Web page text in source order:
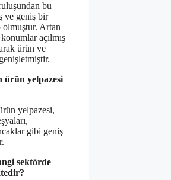
bu
ve geniş bir
olmuştur. Artan
açılmış
ürün ve
ürün yelpazesi
yelpazesi,
gibi geniş
sektörde